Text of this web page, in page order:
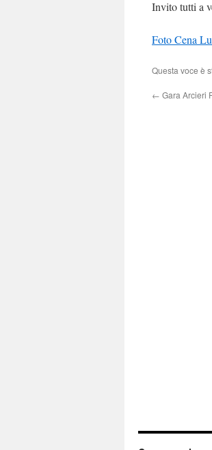
Invito tutti a
Foto Cena
Questa voce è
← Gara Arcieri